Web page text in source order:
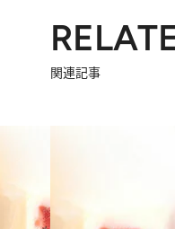
関連記事